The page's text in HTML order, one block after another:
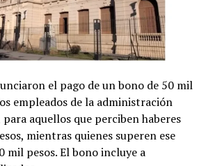
el pago de un bono de 50 mil
empleados de la administración
aquellos que perciben haberes
mientras quienes superen ese
mil pesos. El bono incluye a